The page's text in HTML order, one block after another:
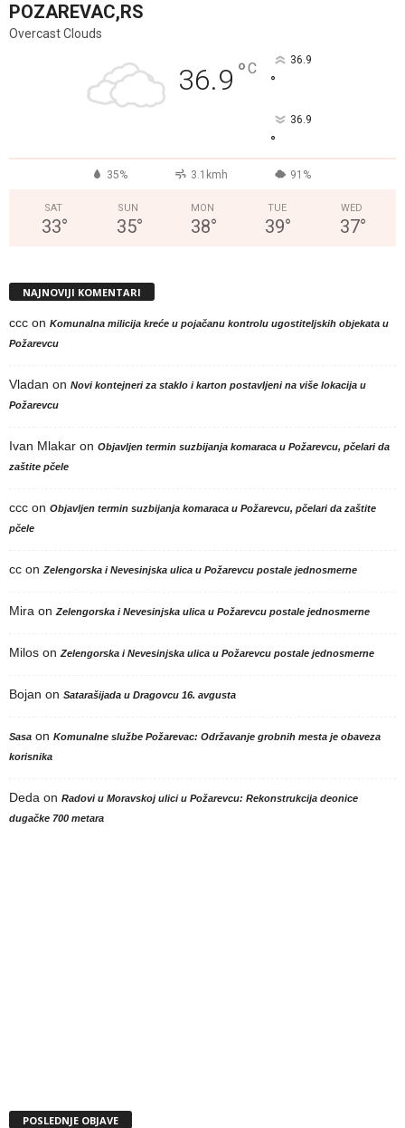
POZAREVAC,RS
Overcast Clouds
36.9 °C 36.9
°
36.9
°
35% 3.1kmh 91%
SAT
33°
SUN
35°
MON
38°
TUE
39°
WED
37°
NAJNOVIJI KOMENTARI
ccc on Komunalna milicija kreće u pojačanu kontrolu ugostiteljskih objekata u
Požarevcu
Vladan on Novi kontejneri za staklo i karton postavljeni na više lokacija u
Požarevcu
Ivan Mlakar on Objavljen termin suzbijanja komaraca u Požarevcu, pčelari da
zaštite pčele
ccc on Objavljen termin suzbijanja komaraca u Požarevcu, pčelari da zaštite
pčele
cc onZelengorska i Nevesinjska ulica u Požarevcu postale jednosmerne
Mira onZelengorska i Nevesinjska ulica u Požarevcu postale jednosmerne
Milos onZelengorska i Nevesinjska ulica u Požarevcu postale jednosmerne
Bojan on Satarašijada u Dragovcu 16. avgusta
Sasa on Komunalne službe Požarevac: Održavanje grobnih mesta je obaveza
korisnika
Deda on Radovi u Moravskoj ulici u Požarevcu: Rekonstrukcija deonice
dugačke 700 metara
POSLEDNJE OBJAVE